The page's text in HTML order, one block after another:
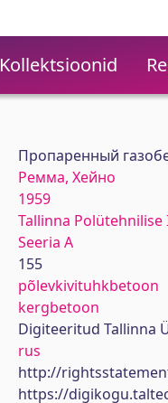
Kollektsioonid
Пропаренный
Ремма, Хейно
1959
Tallinna
Seeria A
155
põlevkivituhkbetoon
kergbetoon
Digiteeritud Tallinna
rus
http://
https://